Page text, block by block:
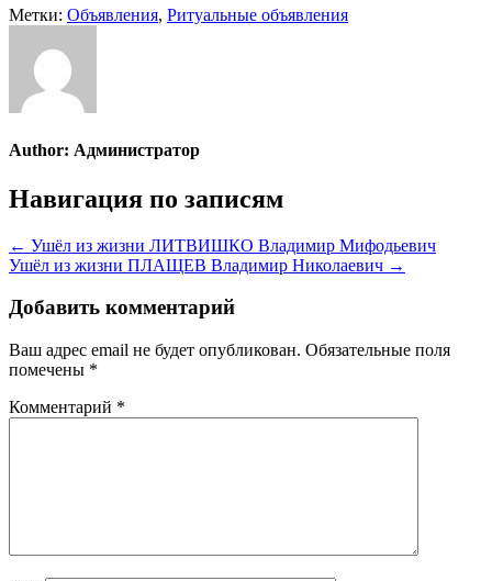
Метки: Объявления, Ритуальные объявления
Author: Администратор
Навигация по записям
← Ушёл из жизни ЛИТВИШКО Владимир Мифодьевич
Ушёл из жизни ПЛАЩЕВ Владимир Николаевич →
Добавить комментарий
Ваш адрес email не будет опубликован. Обязательные поля
помечены *
Комментарий *